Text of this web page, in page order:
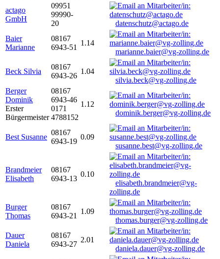
actago
GmbH
09951
99990-
20
datenschutz@actago.de
Baier
Marianne
08167
6943-51
1.14
marianne.baier@vg-zolling.de
Beck Silvia
08167
6943-26
1.04
silvia.beck@vg-zolling.de
Berger
Dominik
Erster
Bürgermeister
08167
6943-46
0171
4788152
1.12
dominik.berger@vg-zolling.de
Best Susanne
08167
6943-19
0.09
susanne.best@vg-zolling.de
Brandmeier
Elisabeth
08167
6943-13
0.10
elisabeth.brandmeier@vg-
zolling.de
Burger
Thomas
08167
6943-21
1.09
thomas.burger@vg-zolling.de
Dauer
Daniela
08167
6943-27
2.01
daniela.dauer@vg-zolling.de